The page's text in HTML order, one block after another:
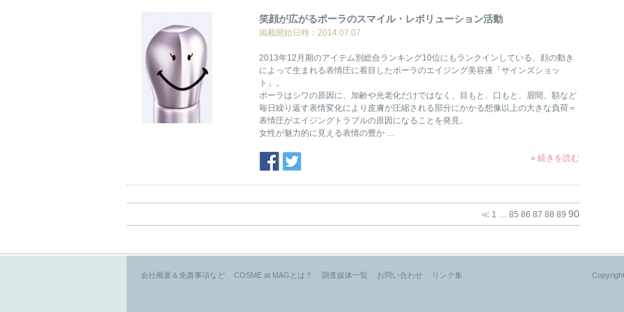
笑顔が広がるポーラのスマイル・レボリューション活動
掲載開始日時：2014.07.07
2013年12月期のアイテム別総合ランキング10位にもランクインしている、顔の動き
によって生まれる表情圧に着目したポーラのエイジング美容液「サインズショッ
ト」。
ポーラはシワの原因に、加齢や光老化だけではなく、目もと、口もと、眉間、額など
毎日繰り返す表情変化により皮膚が圧縮される部分にかかる想像以上の大きな負荷＝
表情圧がエイジングトラブルの原因になることを発見。
女性が魅力的に見える表情の豊か …
» 続きを読む
≪ 1 … 85 86 87 88 89 90
会社概要＆免責事項など COSME at MAGとは？ 調査媒体一覧 お問い合わせ リンク集